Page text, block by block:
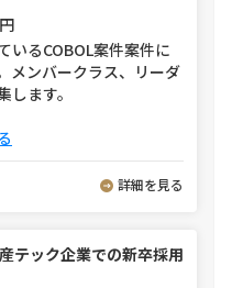
いるCOBOL案件案件に
メンバークラス、リーダ
ます。
詳細を見る
テック企業での新卒採用